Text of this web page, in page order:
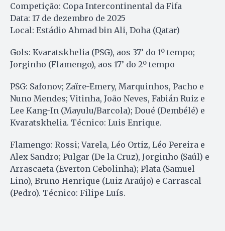
Competição: Copa Intercontinental da Fifa
Data: 17 de dezembro de 2025
Local: Estádio Ahmad bin Ali, Doha (Qatar)
Gols: Kvaratskhelia (PSG), aos 37’ do 1º tempo;
Jorginho (Flamengo), aos 17’ do 2º tempo
PSG: Safonov; Zaïre-Emery, Marquinhos, Pacho e
Nuno Mendes; Vitinha, João Neves, Fabián Ruiz e
Lee Kang-In (Mayulu/Barcola); Doué (Dembélé) e
Kvaratskhelia. Técnico: Luis Enrique.
Flamengo: Rossi; Varela, Léo Ortiz, Léo Pereira e
Alex Sandro; Pulgar (De la Cruz), Jorginho (Saúl) e
Arrascaeta (Everton Cebolinha); Plata (Samuel
Lino), Bruno Henrique (Luiz Araújo) e Carrascal
(Pedro). Técnico: Filipe Luís.